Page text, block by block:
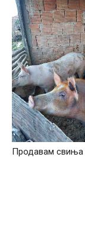
Продавам свиња